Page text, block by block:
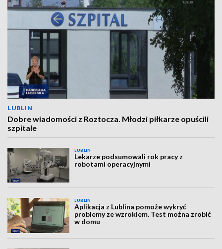
LUBLIN
Dobre wiadomości z Roztocza. Młodzi piłkarze opuścili
szpitale
LUBLIN
Lekarze podsumowali rok pracy z
robotami operacyjnymi
LUBLIN
Aplikacja z Lublina pomoże wykryć
problemy ze wzrokiem. Test można zrobić
w domu